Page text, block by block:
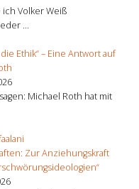
Volker Weiß
...
Ethik“ – Eine Antwort auf
Michael Roth hat mit
Zur Anziehungskraft